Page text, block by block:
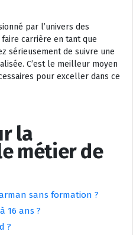
par l’univers des
carrière en tant que
sérieusement de suivre une
C’est le meilleur moyen
pour exceller dans ce
la
métier de
sans formation ?
16 ans ?
?